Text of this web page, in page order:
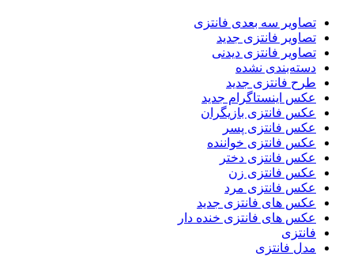
تصاویر سه بعدی فانتزی
تصاویر فانتزی جدید
تصاویر فانتزی دیدنی
دسته‌بندی نشده
طرح فانتزی جدید
عکس اینستاگرام جدید
عکس فانتزی بازیگران
عکس فانتزی پسر
عکس فانتزی خواننده
عکس فانتزی دختر
عکس فانتزی زن
عکس فانتزی مرد
عکس های فانتزی جدید
عکس های فانتزی خنده دار
فانتزی
مدل فانتزی